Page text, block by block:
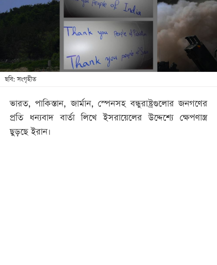
খেলা
স্টাইল
শিক্ষা
সব
বিভাগ
ছবি: সংগৃহীত
ভারত, পাকিস্তান, জার্মান, স্পেনসহ বন্ধুরাষ্ট্রগুলোর জনগণের
প্রতি ধন্যবাদ বার্তা লিখে ইসরায়েলের উদ্দেশ্যে ক্ষেপণাস্ত্র
ছুড়ছে ইরান।